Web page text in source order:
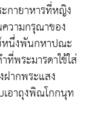
กายาหารที่หญิง
วามกรุณาของ
หนึ่งพันกหาปณะ
พระมารดาใช้ใส่
ฝากพระแสง
อาถุงพิณโกกนุท